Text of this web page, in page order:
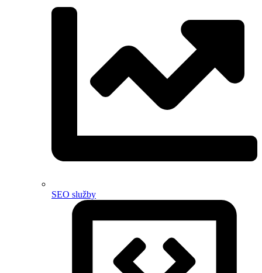
SEO služby